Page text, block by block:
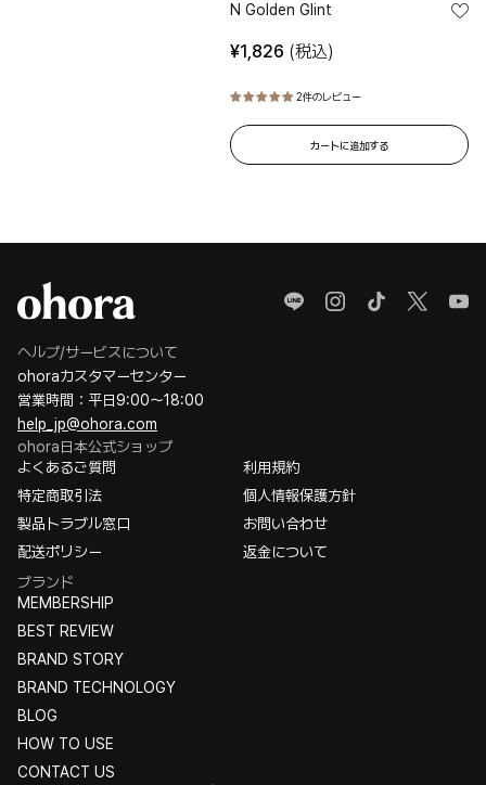
N Golden Glint
¥1,826 (税込)
2件のレビュー
カートに追加する
ヘルプ/サービスについて
ohoraカスタマーセンター
営業時間：平日9:00〜18:00
help_jp@ohora.com
ohora日本公式ショップ
よくあるご質問
利用規約
特定商取引法
個人情報保護方針
製品トラブル窓口
お問い合わせ
配送ポリシー
返金について
ブランド
MEMBERSHIP
BEST REVIEW
BRAND STORY
BRAND TECHNOLOGY
BLOG
HOW TO USE
CONTACT US